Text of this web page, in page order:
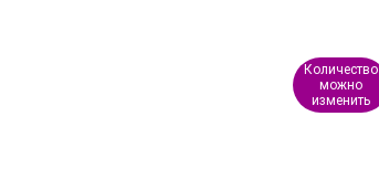
Количество
можно
изменить